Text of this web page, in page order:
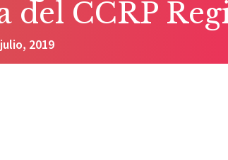
del CCRP
2019